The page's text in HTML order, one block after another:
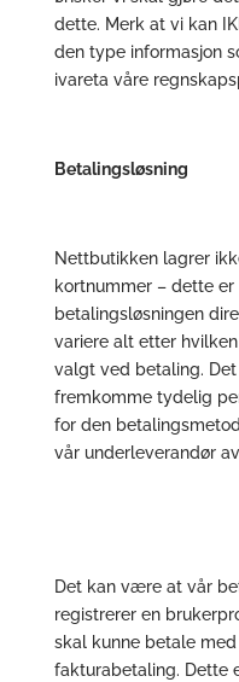
dette. Merk at vi kan
den type informasjon
ivareta våre
Betalingsløsning
Nettbutikken lagrer
kortnummer – dette
betalingsløsningen
variere alt etter
valgt ved betaling.
fremkomme tydelig
for den
vår underleverandør
Det kan være at vår
registrerer en
skal kunne betale
fakturabetaling. Dette